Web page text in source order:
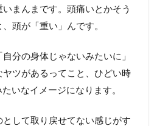
まんまです。頭痛いとかそう
頭が「重い」んです。
分の身体じゃないみたいに」
ツがあるってこと、ひどい時
いなイメージになります。
して取り戻せてない感じがす